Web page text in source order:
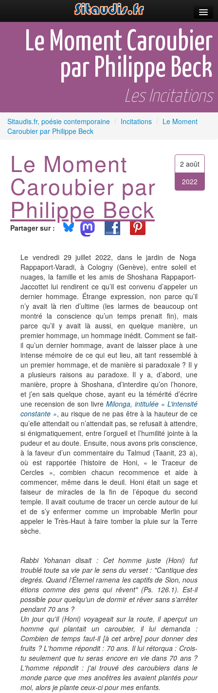
Parutions
Incitations
Poèmes et fictions
Auteurs & poètes
Célébrations
Plus
Le Moment Caroubier
par Philippe Beck
Les Incitations
Sitaudis.fr, poésie contemporaine / Incitations / Le Moment
Caroubier par Philippe Beck
2 août
2022
Le Moment
Caroubier par
Philippe Beck
Partager sur :
Le vendredi 29 juillet 2022, dans le jardin de Noga
Rappaport-Varadi, à Cologny (Genève), entre soleil et
nuages, la famille et les amis de Shoshana Rappaport-
Jaccottet lui rendirent ce qu’il est convenu d’appeler un
dernier hommage. Étrange expression, non parce qu’il
n’y avait là rien d’ultime (les larmes de beaucoup ont
montré la conscience qu’un temps prenait fin), mais
parce qu’il y avait là aussi, en quelque manière, un
premier hommage, un hommage inédit. Comment se fait-
il qu’un dernier hommage, avant de laisser place à une
intense mémoire de ce qui eut lieu, ait tant ressemblé à
un premier hommage, et de manière si paradoxale ? Il y
a plusieurs raisons au paradoxe. Il y a, d’abord, une
manière, propre à Shoshana, d’interdire qu’on l’honore,
et j’en sais quelque chose, ayant eu la témérité d’écrire
une recension de son livre Milonga, intitulée « L’intensité
constante », au risque de ne pas être à la hauteur de ce
qu’elle attendait ou n’attendait pas, se refusait à attendre,
si énigmatiquement, entre l’orgueil et l’humilité jointe à la
pudeur et au doute. Ensuite, nous avons pris conscience,
à la faveur d’un commentaire du Talmud (Taanit, 23 a),
où est rapportée l’histoire de Honi, « le Traceur de
Cercles », combien chacun recommence et aide à
commencer, même dans le deuil. Honi était un sage et
faiseur de miracles de la fin de l’époque du second
temple. Il avait coutume de tracer un cercle autour de lui
et de s’y enfermer comme un improbable Merlin pour
appeler le Très-Haut à faire tomber la pluie sur la Terre
sèche.
Rabbi Yohanan disait : Cet homme juste (Honi) fut
troublé toute sa vie par le sens du verset : "Cantique des
degrés. Quand l’Éternel ramena les captifs de Sion, nous
étions comme des gens qui rêvent" (Ps. 126.1). Est-il
possible pour quelqu'un de dormir et rêver sans s’arrêter
pendant 70 ans ?
Un jour qu'il (Honi) voyageait sur la route, il aperçut un
homme qui plantait un caroubier, il lui demanda :
Combien de temps faut-il [à cet arbre] pour donner des
fruits ? L'homme répondit : 70 ans. Il lui rétorqua : Crois-
tu seulement que tu seras encore en vie dans 70 ans ?
L'homme répondit : j'ai trouvé des caroubiers dans le
monde parce que mes ancêtres les avaient plantés pour
moi, alors je plante ceux-ci pour mes enfants.